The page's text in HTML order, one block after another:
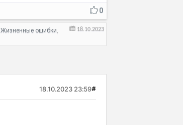
0
18.10.2023
Жизненные ошибки,
18.10.2023 23:59#